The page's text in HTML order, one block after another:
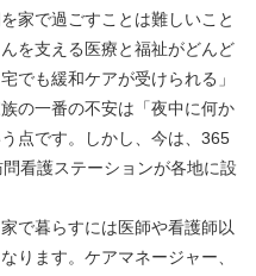
家で過ごすことは難しいこと
を支える医療と福祉がどんど
でも緩和ケアが受けられる」
の一番の不安は「夜中に何か
点です。しかし、今は、365
看護ステーションが各地に設
で暮らすには医師や看護師以
ります。ケアマネージャー、